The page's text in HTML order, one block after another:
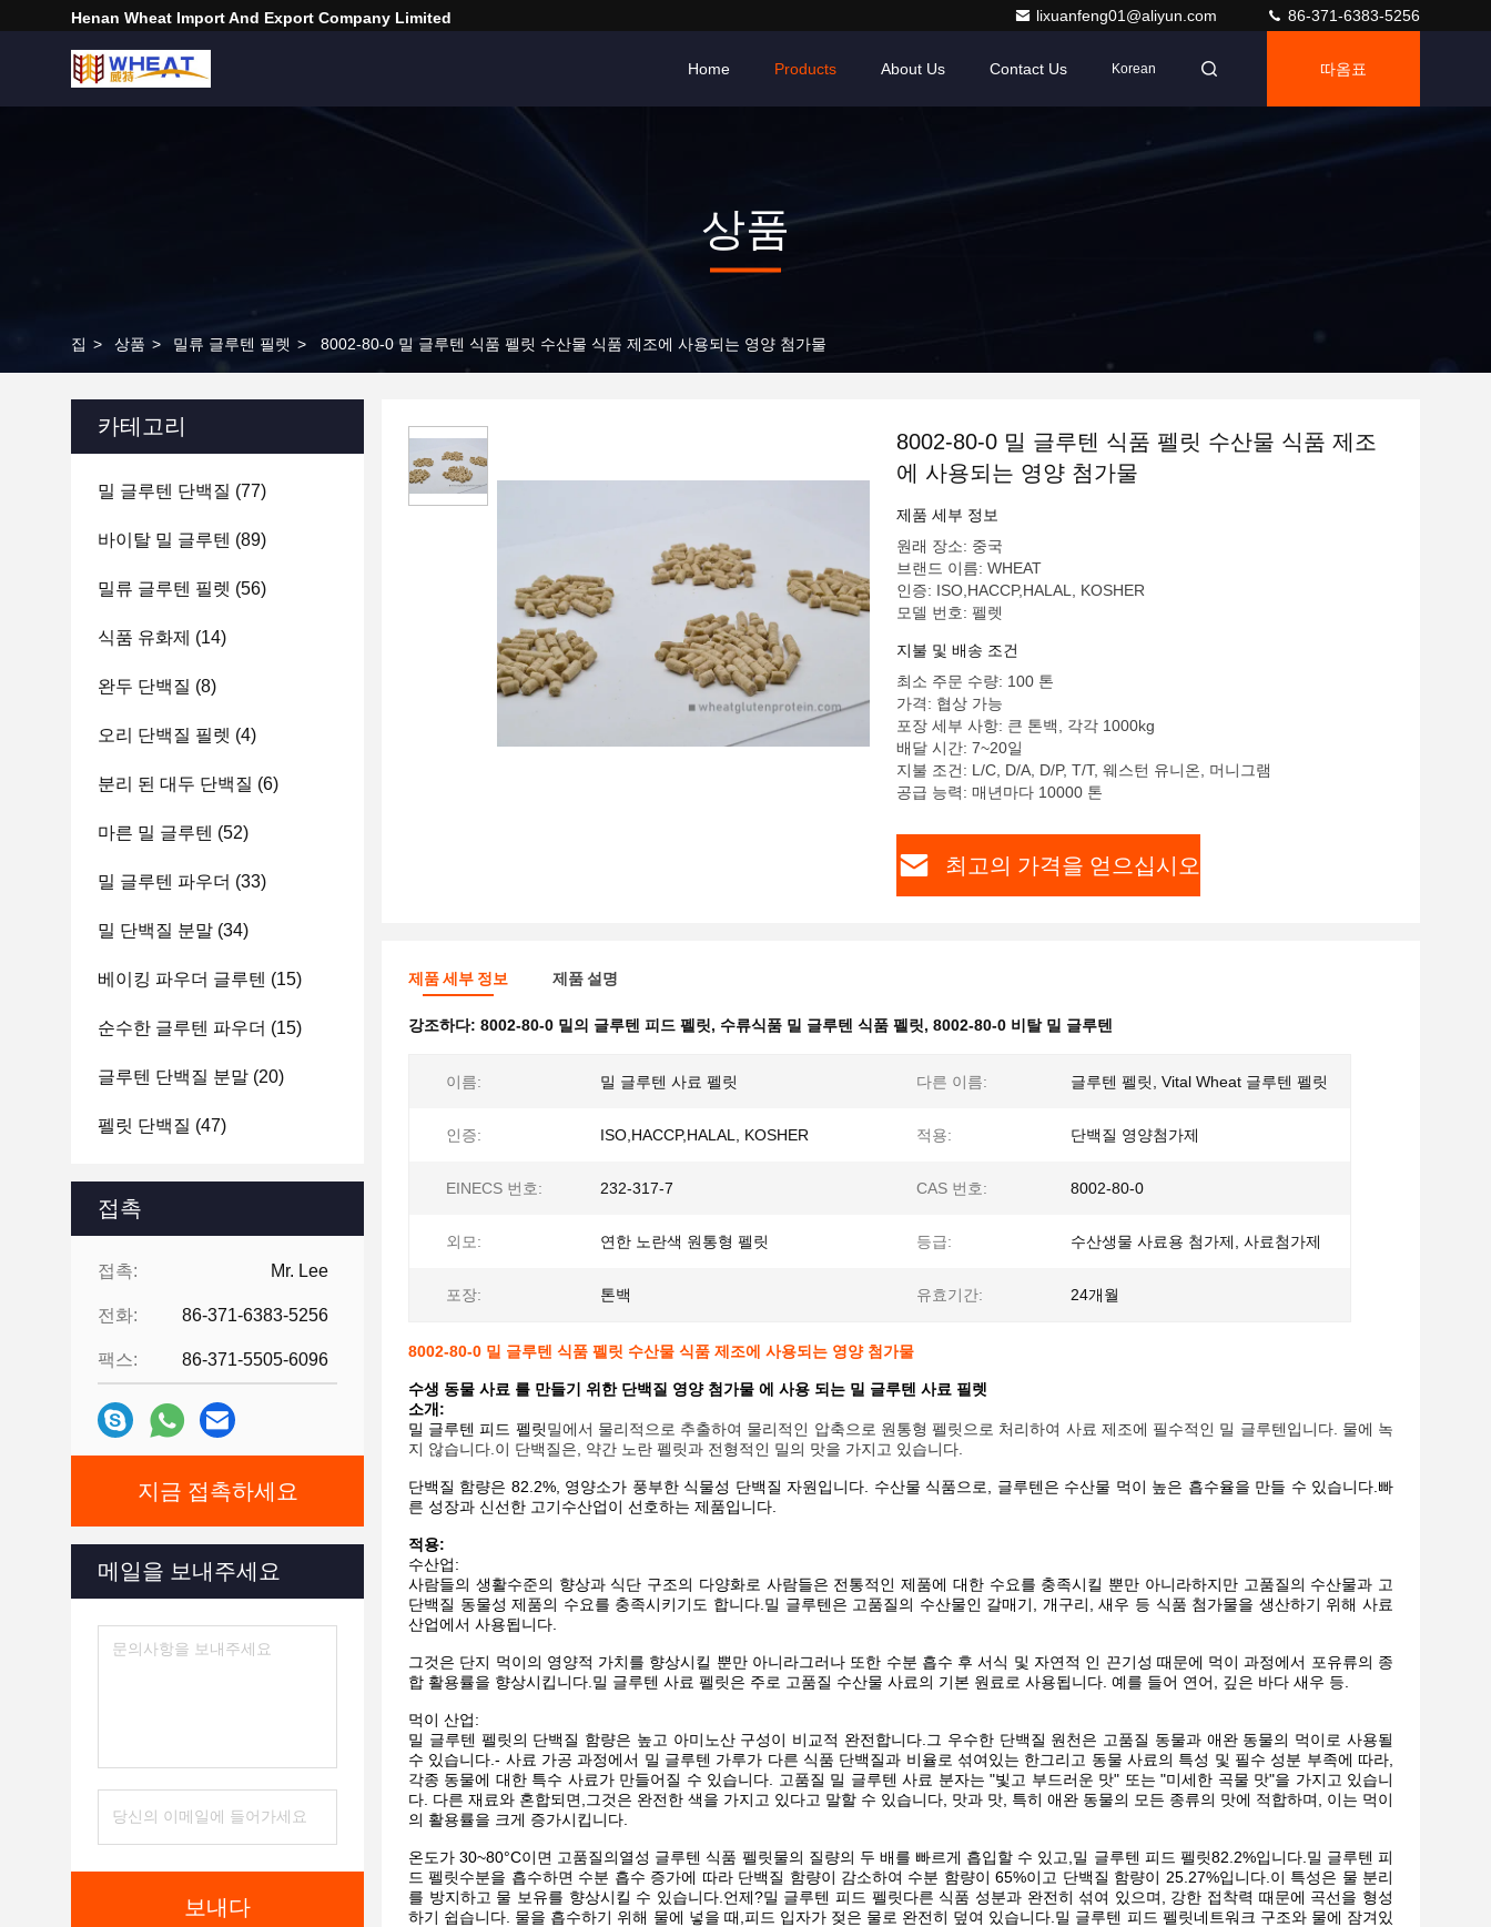
Henan Wheat Import And Export Company Limited lixuanfeng01@aliyun.com 86-371-6383-5256
Home Products About Us Contact Us Korean 따옴표
상품
집 > 상품 > 밀류 글루텐 필렛 > 8002-80-0 밀 글루텐 식품 펠릿 수산물 식품 제조에 사용되는 영양 첨가물
카테고리
밀 글루텐 단백질 (77)
바이탈 밀 글루텐 (89)
밀류 글루텐 필렛 (56)
식품 유화제 (14)
완두 단백질 (8)
오리 단백질 필렛 (4)
분리 된 대두 단백질 (6)
마른 밀 글루텐 (52)
밀 글루텐 파우더 (33)
밀 단백질 분말 (34)
베이킹 파우더 글루텐 (15)
순수한 글루텐 파우더 (15)
글루텐 단백질 분말 (20)
펠릿 단백질 (47)
접촉
접촉: Mr. Lee
전화: 86-371-6383-5256
팩스: 86-371-5505-6096
지금 접촉하세요
메일을 보내주세요
보내다
8002-80-0 밀 글루텐 식품 펠릿 수산물 식품 제조
에 사용되는 영양 첨가물
제품 세부 정보
원래 장소: 중국
브랜드 이름: WHEAT
인증: ISO,HACCP,HALAL, KOSHER
모델 번호: 펠렛
지불 및 배송 조건
최소 주문 수량: 100 톤
가격: 협상 가능
포장 세부 사항: 큰 톤백, 각각 1000kg
배달 시간: 7~20일
지불 조건: L/C, D/A, D/P, T/T, 웨스턴 유니온, 머니그램
공급 능력: 매년마다 10000 톤
최고의 가격을 얻으십시오
제품 세부 정보 제품 설명
강조하다: 8002-80-0 밀의 글루텐 피드 펠릿, 수류식품 밀 글루텐 식품 펠릿, 8002-80-0 비탈 밀 글루텐
이름: 밀 글루텐 사료 펠릿 다른 이름: 글루텐 펠릿, Vital Wheat 글루텐 펠릿
인증: ISO,HACCP,HALAL, KOSHER 적용: 단백질 영양첨가제
EINECS 번호: 232-317-7 CAS 번호: 8002-80-0
외모: 연한 노란색 원통형 펠릿 등급: 수산생물 사료용 첨가제, 사료첨가제
포장: 톤백 유효기간: 24개월
8002-80-0 밀 글루텐 식품 펠릿 수산물 식품 제조에 사용되는 영양 첨가물
수생 동물 사료 를 만들기 위한 단백질 영양 첨가물 에 사용 되는 밀 글루텐 사료 필렛
소개:
밀 글루텐 피드 펠릿밀에서 물리적으로 추출하여 물리적인 압축으로 원통형 펠릿으로 처리하여 사료 제조에 필수적인 밀 글루텐입니다. 물에 녹
지 않습니다.이 단백질은, 약간 노란 펠릿과 전형적인 밀의 맛을 가지고 있습니다.
단백질 함량은 82.2%, 영양소가 풍부한 식물성 단백질 자원입니다. 수산물 식품으로, 글루텐은 수산물 먹이 높은 흡수율을 만들 수 있습니다.빠
른 성장과 신선한 고기수산업이 선호하는 제품입니다.
적용:
수산업:
사람들의 생활수준의 향상과 식단 구조의 다양화로 사람들은 전통적인 제품에 대한 수요를 충족시킬 뿐만 아니라하지만 고품질의 수산물과 고
단백질 동물성 제품의 수요를 충족시키기도 합니다.밀 글루텐은 고품질의 수산물인 갈매기, 개구리, 새우 등 식품 첨가물을 생산하기 위해 사료
산업에서 사용됩니다.
그것은 단지 먹이의 영양적 가치를 향상시킬 뿐만 아니라그러나 또한 수분 흡수 후 서식 및 자연적 인 끈기성 때문에 먹이 과정에서 포유류의 종
합 활용률을 향상시킵니다.밀 글루텐 사료 펠릿은 주로 고품질 수산물 사료의 기본 원료로 사용됩니다. 예를 들어 연어, 깊은 바다 새우 등.
먹이 산업:
밀 글루텐 펠릿의 단백질 함량은 높고 아미노산 구성이 비교적 완전합니다.그 우수한 단백질 원천은 고품질 동물과 애완 동물의 먹이로 사용될
수 있습니다.- 사료 가공 과정에서 밀 글루텐 가루가 다른 식품 단백질과 비율로 섞여있는 한그리고 동물 사료의 특성 및 필수 성분 부족에 따라,
각종 동물에 대한 특수 사료가 만들어질 수 있습니다. 고품질 밀 글루텐 사료 분자는 "빛고 부드러운 맛" 또는 "미세한 곡물 맛"을 가지고 있습니
다. 다른 재료와 혼합되면,그것은 완전한 색을 가지고 있다고 말할 수 있습니다, 맛과 맛, 특히 애완 동물의 모든 종류의 맛에 적합하며, 이는 먹이
의 활용률을 크게 증가시킵니다.
온도가 30~80°C이면 고품질의열성 글루텐 식품 펠릿물의 질량의 두 배를 빠르게 흡입할 수 있고, 밀 글루텐 피드 펠릿82.2%입니다. 밀 글루텐 피
드 펠릿수분을 흡수하면 수분 흡수 증가에 따라 단백질 함량이 감소하여 수분 함량이 65%이고 단백질 함량이 25.27%입니다.이 특성은 물 분리
를 방지하고 물 보유를 향상시킬 수 있습니다.언제?밀 글루텐 피드 펠릿다른 식품 성분과 완전히 섞여 있으며, 강한 접착력 때문에 곡선을 형성
하기 쉽습니다. 물을 흡수하기 위해 물에 넣을 때,피드 입자가 젖은 물로 완전히 덮여 있습니다. 밀 글루텐 피드 펠릿네트워크 구조와 물에 잠겨있